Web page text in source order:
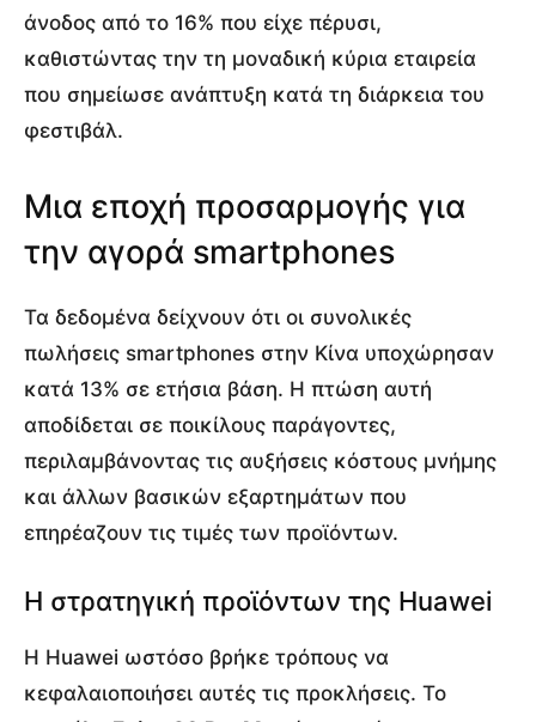
άνοδος από το 16% που είχε πέρυσι,
καθιστώντας την τη μοναδική κύρια εταιρεία
που σημείωσε ανάπτυξη κατά τη διάρκεια του
φεστιβάλ.
Μια εποχή προσαρμογής για
την αγορά smartphones
Τα δεδομένα δείχνουν ότι οι συνολικές
πωλήσεις smartphones στην Κίνα υποχώρησαν
κατά 13% σε ετήσια βάση. Η πτώση αυτή
αποδίδεται σε ποικίλους παράγοντες,
περιλαμβάνοντας τις αυξήσεις κόστους μνήμης
και άλλων βασικών εξαρτημάτων που
επηρέαζουν τις τιμές των προϊόντων.
Η στρατηγική προϊόντων της Huawei
Η Huawei ωστόσο βρήκε τρόπους να
κεφαλαιοποιήσει αυτές τις προκλήσεις. Το